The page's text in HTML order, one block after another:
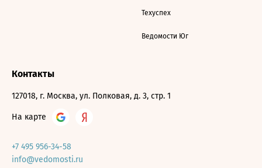
Техуспех
Ведомости Юг
Контакты
127018, г. Москва, ул. Полковая, д. 3, стр. 1
На карте
+7 495 956-34-58
info@vedomosti.ru